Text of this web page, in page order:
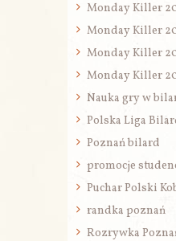
Monday Killer
Monday Killer
Monday Killer
Monday Killer
Nauka gry w
Polska Liga
Poznań bilard
promocje
Puchar Polski
randka poznań
Rozrywka